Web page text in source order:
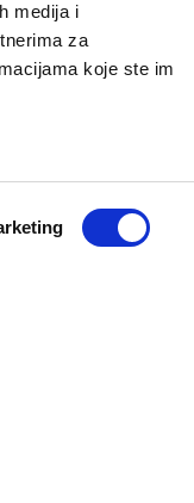
medija i
za
koje ste im
se
prijatelju